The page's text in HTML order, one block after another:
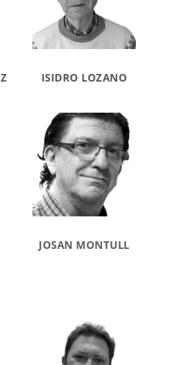
ISIDRO LOZANO
JOSAN MONTULL